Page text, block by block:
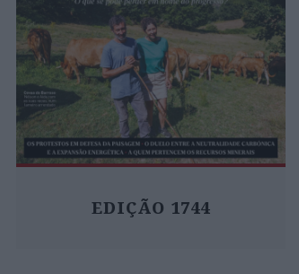
EDIÇÃO 1744